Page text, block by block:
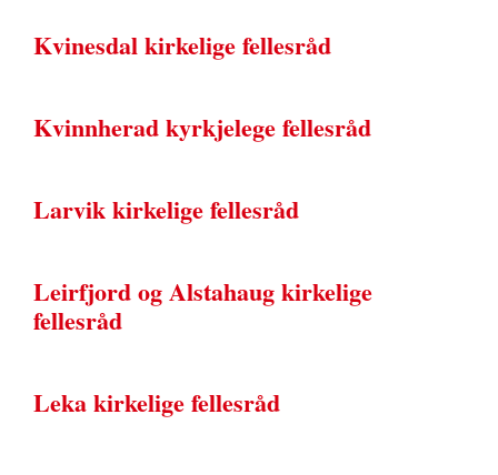
Kvinesdal kirkelige fellesråd
Kvinnherad kyrkjelege fellesråd
Larvik kirkelige fellesråd
Leirfjord og Alstahaug kirkelige
fellesråd
Leka kirkelige fellesråd